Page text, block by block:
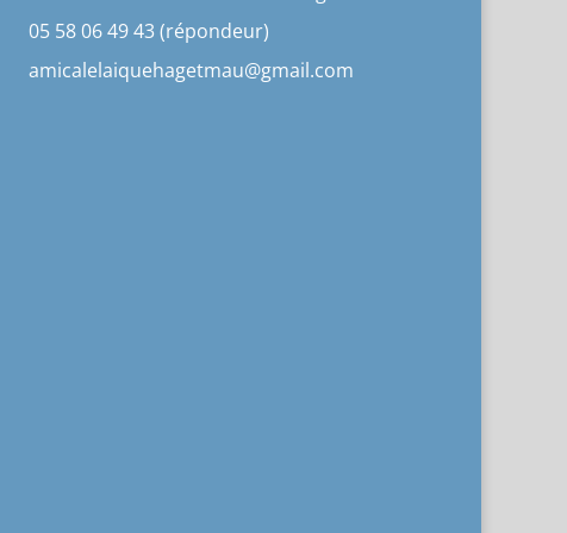
05 58 06 49 43 (répondeur)
amicalelaiquehagetmau@gmail.com